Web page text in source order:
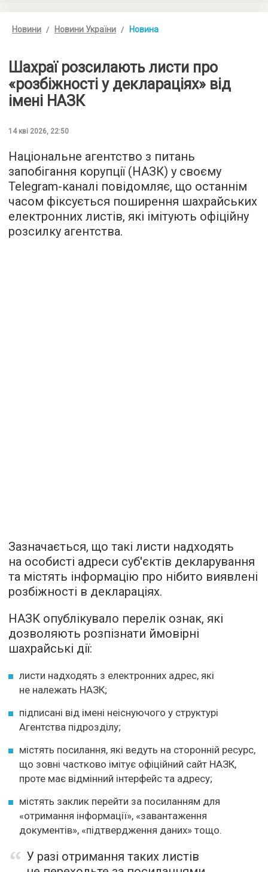
Новини Новини України Новина
Шахраї розсилають листи про
«розбіжності у деклараціях» від
імені НАЗК
14 кві 2026, 22:50
Національне агентство з питань
запобігання корупції (НАЗК) у своєму
Telegram-каналі повідомляє, що останнім
часом фіксується поширення шахрайських
електронних листів, які імітують офіційну
розсилку агентства.
Зазначається, що такі листи надходять
на особисті адреси суб'єктів декларування
та містять інформацію про нібито виявлені
розбіжності в деклараціях.
НАЗК опублікувало перелік ознак, які
дозволяють розпізнати ймовірні
шахрайські дії:
листи надходять з електронних адрес, які
не належать НАЗК;
підписані від імені неіснуючого у структурі
Агентства підрозділу;
містять посилання, які ведуть на сторонній ресурс,
що зовні частково імітує офіційний сайт НАЗК,
проте має відмінний інтерфейс та адресу;
містять заклик перейти за посиланням для
«отримання інформації», «завантаження
документів», «підтвердження даних» тощо.
У разі отримання таких листів